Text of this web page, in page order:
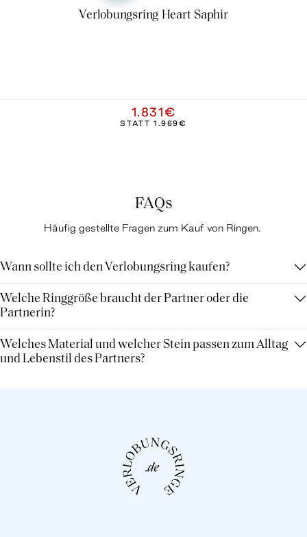
Verlobungsring Heart Saphir
1.831€
STATT 1.969€
FAQs
Häufig gestellte Fragen zum Kauf von Ringen.
Wann sollte ich den Verlobungsring kaufen?
Welche Ringgröße braucht der Partner oder die
Partnerin?
Welches Material und welcher Stein passen zum Alltag
und Lebenstil des Partners?